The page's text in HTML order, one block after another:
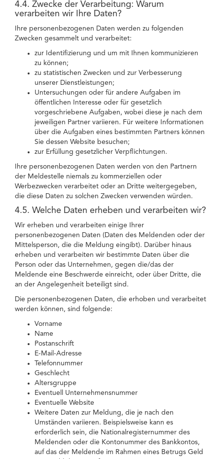
4.4. Zwecke der Verarbeitung: Warum
verarbeiten wir Ihre Daten?
Ihre personenbezogenen Daten werden zu folgenden
Zwecken gesammelt und verarbeitet:
zur Identifizierung und um mit Ihnen kommunizieren
zu können;
zu statistischen Zwecken und zur Verbesserung
unserer Dienstleistungen;
Untersuchungen oder für andere Aufgaben im
öffentlichen Interesse oder für gesetzlich
vorgeschriebene Aufgaben, wobei diese je nach dem
jeweiligen Partner variieren. Für weitere Informationen
über die Aufgaben eines bestimmten Partners können
Sie dessen Website besuchen;
zur Erfüllung gesetzlicher Verpflichtungen.
Ihre personenbezogenen Daten werden von den Partnern
der Meldestelle niemals zu kommerziellen oder
Werbezwecken verarbeitet oder an Dritte weitergegeben,
die diese Daten zu solchen Zwecken verwenden würden.
4.5. Welche Daten erheben und verarbeiten wir?
Wir erheben und verarbeiten einige Ihrer
personenbezogenen Daten (Daten des Meldenden oder der
Mittelsperson, die die Meldung eingibt). Darüber hinaus
erheben und verarbeiten wir bestimmte Daten über die
Person oder das Unternehmen, gegen die/das der
Meldende eine Beschwerde einreicht, oder über Dritte, die
an der Angelegenheit beteiligt sind.
Die personenbezogenen Daten, die erhoben und verarbeitet
werden können, sind folgende:
Vorname
Name
Postanschrift
E-Mail-Adresse
Telefonnummer
Geschlecht
Altersgruppe
Eventuell Unternehmensnummer
Eventuelle Website
Weitere Daten zur Meldung, die je nach den
Umständen variieren. Beispielsweise kann es
erforderlich sein, die Nationalregisternummer des
Meldenden oder die Kontonummer des Bankkontos,
auf das der Meldende im Rahmen eines Betrugs Geld